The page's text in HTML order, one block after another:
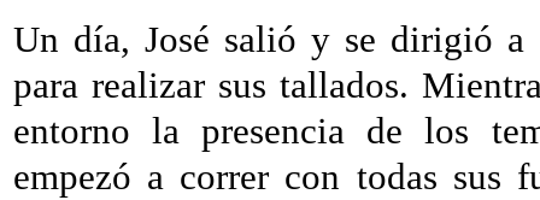
Un día, José salió y se dirigió a
para realizar sus tallados.
entorno la presencia de los
empezó a correr con todas sus